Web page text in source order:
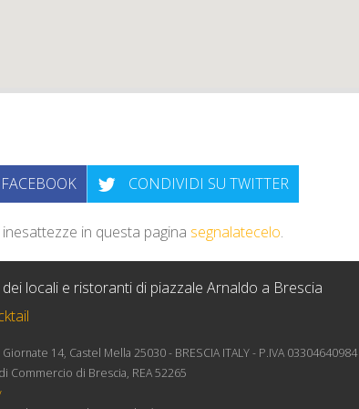
CONDIVIDI SU TWITTER
in questa pagina segnalatecelo.
locali e ristoranti di piazzale Arnaldo a Brescia
14, Castel Mella 25030 - BRESCIA ITALY - P.IVA 03304640984
Commercio di Brescia, REA 52265